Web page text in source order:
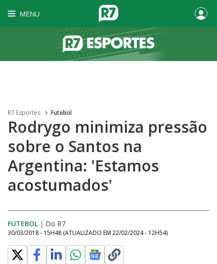
MENU
R7 Esportes Futebol
Rodrygo minimiza pressão
sobre o Santos na
Argentina: 'Estamos
acostumados'
FUTEBOL | Do R7
30/03/2018 - 15H48 (ATUALIZADO EM 22/02/2024 - 12H54)